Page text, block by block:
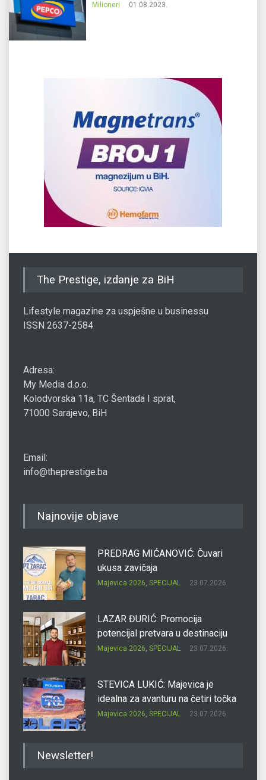
Milioneri 01.08.2023.
The Prestige, izdanje za BiH
Lifestyle magazine za uspješne u businessu
ISSN 2637-2584
Adresa:
My Media d.o.o.
Kolodvorska 11a, TC Šentada I sprat,
71000 Sarajevo, BiH
Email:
info@theprestige.ba
Najnovije objave
PREDRAG MIĆANOVIĆ: Čuvari
ukusa zavičaja
Majevica 2026, SPECIJAL 23.07.2026.
LAZAR ĐURIĆ: Promocija
potencijal pretvara u destinaciju
Majevica 2026, SPECIJAL 23.07.2026.
STEVICA LUKIĆ: Majevica je
idealna za avanturu na četiri točka
Majevica 2026, SPECIJAL 23.07.2026.
Newsletter!